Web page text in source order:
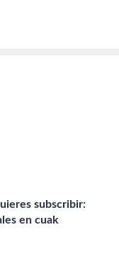
subscribir:
en cuak